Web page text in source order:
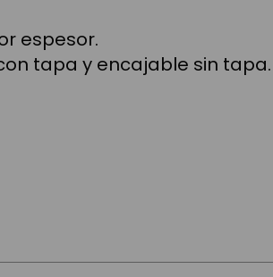
espesor.
tapa y encajable sin tapa.